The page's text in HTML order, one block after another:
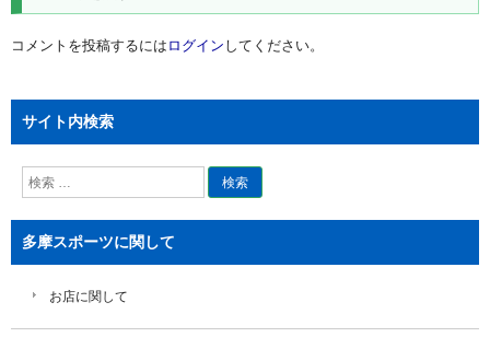
コメントを投稿するには ログイン してください。
サイト内検索
検
索
多摩スポーツに関して
お店に関して